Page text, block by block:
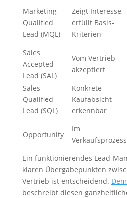
Marketing
Qualified
Lead (MQL)
Zeigt Interesse,
erfüllt Basis-
Kriterien
Sales
Accepted
Lead (SAL)
Vom Vertrieb
akzeptiert
Sales
Qualified
Lead (SQL)
Konkrete
Kaufabsicht
erkennbar
Opportunity
Im
Verkaufsprozess
Ein funktionierendes Lead-
klaren Übergabepunkten
Vertrieb ist entscheidend.
beschreibt diesen